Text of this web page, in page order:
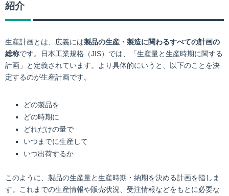
紹介
生産計画とは、広義には製品の生産・製造に関わるすべての計画の
総称です。日本工業規格（JIS）では、「生産量と生産時期に関する
計画」と定義されています。より具体的にいうと、以下のことを決
定するのが生産計画です。
どの製品を
どの時期に
どれだけの量で
いつまでに生産して
いつ出荷するか
このように、製品の生産量と生産時期・納期を決める計画を指しま
す。これまでの生産情報や販売状況、受注情報などをもとに必要な